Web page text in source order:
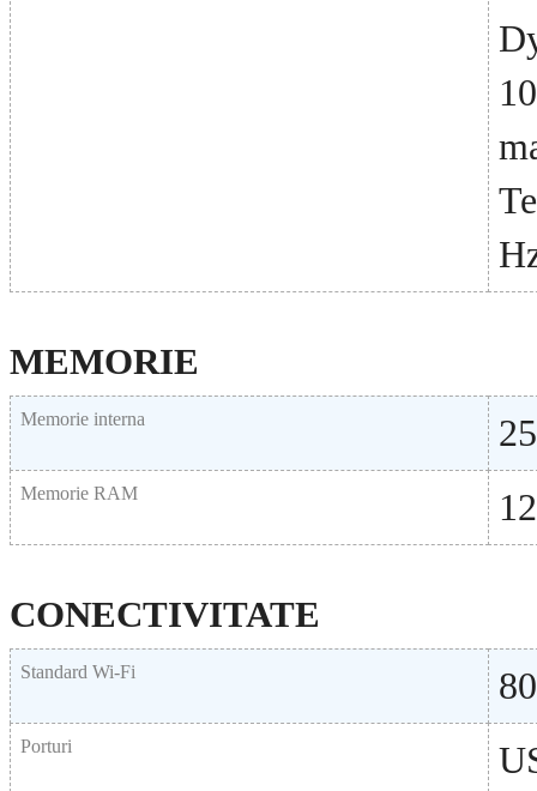
MEMORIE
Memorie interna
Memorie RAM
CONECTIVITATE
Standard Wi-Fi
Porturi